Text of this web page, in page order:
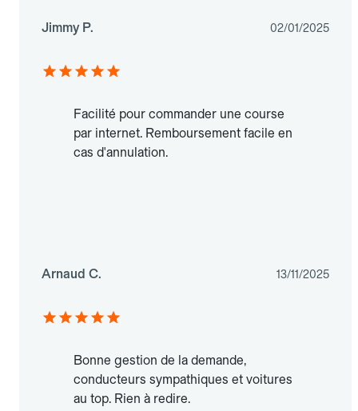
Jimmy P. 02/01/2025
Facilité pour commander une course
par internet. Remboursement facile en
cas d'annulation.
Arnaud C. 13/11/2025
Bonne gestion de la demande,
conducteurs sympathiques et voitures
au top. Rien à redire.